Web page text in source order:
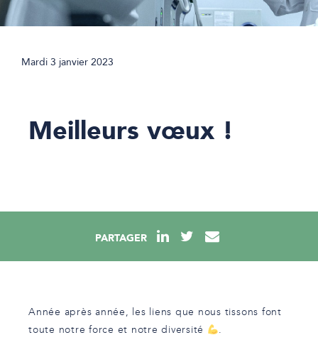
Mardi 3 janvier 2023
Meilleurs vœux !
PARTAGER
Année après année, les liens que nous tissons font
toute notre force et notre diversité
.